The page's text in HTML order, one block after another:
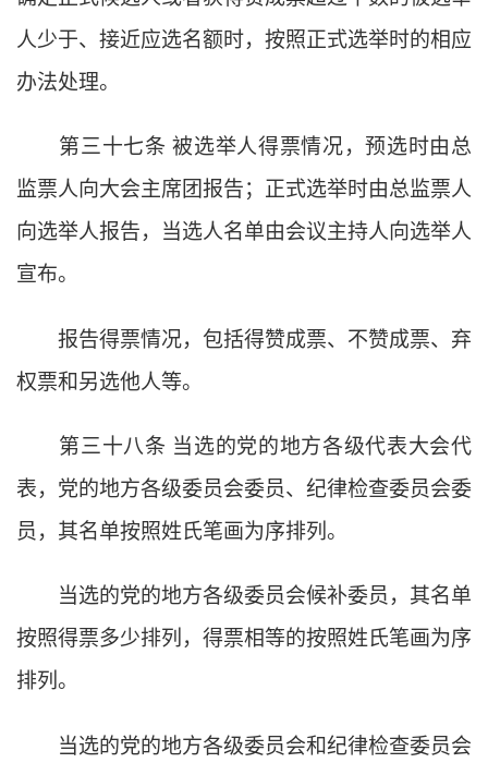
人少于、接近应选名额时，按照正式选举时的相应
办法处理。
第三十七条 被选举人得票情况，预选时由总
监票人向大会主席团报告；正式选举时由总监票人
向选举人报告，当选人名单由会议主持人向选举人
宣布。
报告得票情况，包括得赞成票、不赞成票、弃
权票和另选他人等。
第三十八条 当选的党的地方各级代表大会代
表，党的地方各级委员会委员、纪律检查委员会委
员，其名单按照姓氏笔画为序排列。
当选的党的地方各级委员会候补委员，其名单
按照得票多少排列，得票相等的按照姓氏笔画为序
排列。
当选的党的地方各级委员会和纪律检查委员会